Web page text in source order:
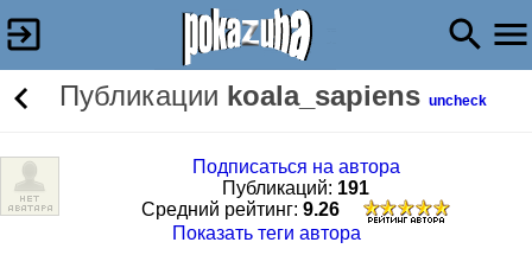
Публикации koala_sapiens uncheck
Подписаться на автора
Публикаций: 191
Cредний рейтинг: 9.26
Показать теги автора